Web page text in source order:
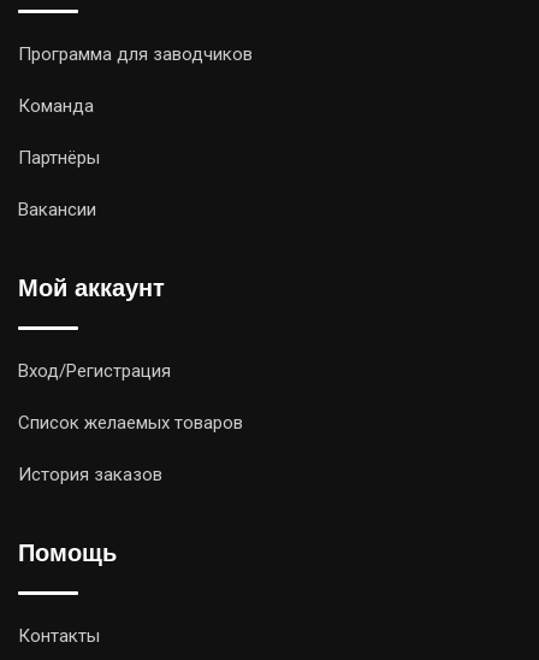
Программа для заводчиков
Команда
Партнёры
Вакансии
Мой аккаунт
Вход/Регистрация
Список желаемых товаров
История заказов
Помощь
Контакты